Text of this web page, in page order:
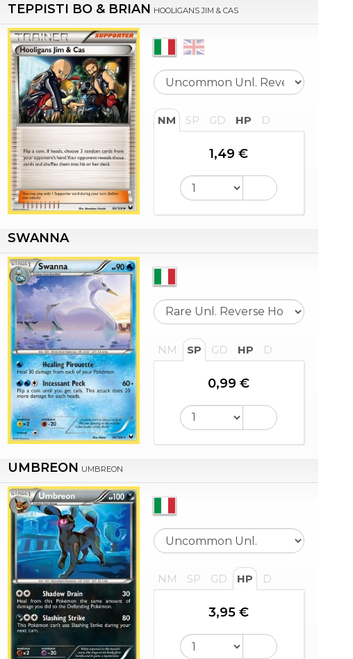
TEPPISTI BO & BRIAN HOOLIGANS JIM & CAS
NM SP GD HP D
1,49 €
SWANNA
NM SP GD HP D
0,99 €
UMBREON UMBREON
NM SP GD HP D
3,95 €